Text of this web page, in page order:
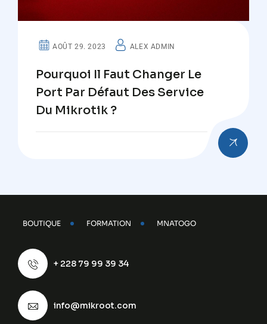
AOÛT 29. 2023 ALEX ADMIN
Pourquoi Il Faut Changer Le
Port Par Défaut Des Service
Du Mikrotik ?
BOUTIQUE FORMATION MNATOGO
+ 228 79 99 39 34
info@mikroot.com